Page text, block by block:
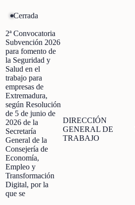
Cerrada
2ª Convocatoria
Subvención 2026
para fomento de
la Seguridad y
Salud en el
trabajo para
empresas de
Extremadura,
según Resolución
de 5 de junio de
2026 de la
Secretaría
General de la
Consejería de
Economía,
Empleo y
Transformación
Digital, por la
que se
DIRECCIÓN
GENERAL DE
TRABAJO